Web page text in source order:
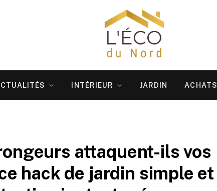
INTÉRIEUR JARDIN ACHATS
attaquent-ils vos
hack de jardin simple et